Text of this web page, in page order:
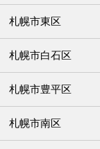
札幌市東区
札幌市白石区
札幌市豊平区
札幌市南区